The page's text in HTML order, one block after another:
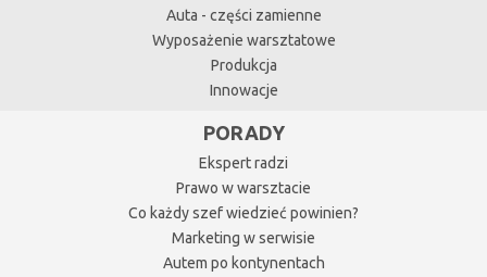
Auta - części zamienne
Wyposażenie warsztatowe
Produkcja
Innowacje
PORADY
Ekspert radzi
Prawo w warsztacie
Co każdy szef wiedzieć powinien?
Marketing w serwisie
Autem po kontynentach